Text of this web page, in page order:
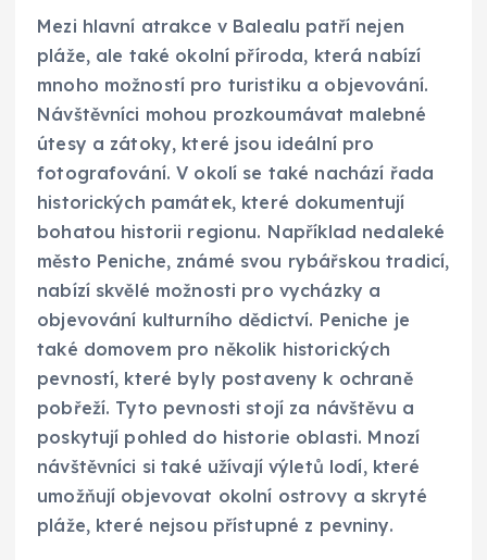
Mezi hlavní atrakce v Balealu patří nejen
pláže, ale také okolní příroda, která nabízí
mnoho možností pro turistiku a objevování.
Návštěvníci mohou prozkoumávat malebné
útesy a zátoky, které jsou ideální pro
fotografování. V okolí se také nachází řada
historických památek, které dokumentují
bohatou historii regionu. Například nedaleké
město Peniche, známé svou rybářskou tradicí,
nabízí skvělé možnosti pro vycházky a
objevování kulturního dědictví. Peniche je
také domovem pro několik historických
pevností, které byly postaveny k ochraně
pobřeží. Tyto pevnosti stojí za návštěvu a
poskytují pohled do historie oblasti. Mnozí
návštěvníci si také užívají výletů lodí, které
umožňují objevovat okolní ostrovy a skryté
pláže, které nejsou přístupné z pevniny.